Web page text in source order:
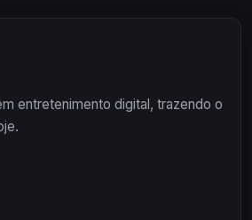
entretenimento digital, trazendo o